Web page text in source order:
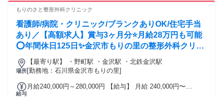
もりのさと整形外科クリニック
看護師/病院・クリニック/ブランクありOK/住宅手当
あり／【高額求人】賞与3ヶ月分⭐月給28万円も可能
⭕年間休日125日✨金沢市もりの里の整形外科クリニ
ックで日勤常勤❗️
場所
【最寄り駅】 ・野町駅 ・金沢駅 ・北鉄金沢駅
[勤務地：石川県金沢市もりの里]
給与
月給240,000円～280,000円 【給与】 月給 240,000円〜